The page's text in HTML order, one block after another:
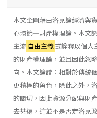
本文企圖藉由洛克論經濟與
心環節─財產權理論。本文
主流 自由主義式詮釋以個人
的財產權理論，並且因此忽
向。本文論證：相對於傳統
更積極的角色，除此之外，
的關切，因此資源分配與財
去甚遠，這並不是否定洛克